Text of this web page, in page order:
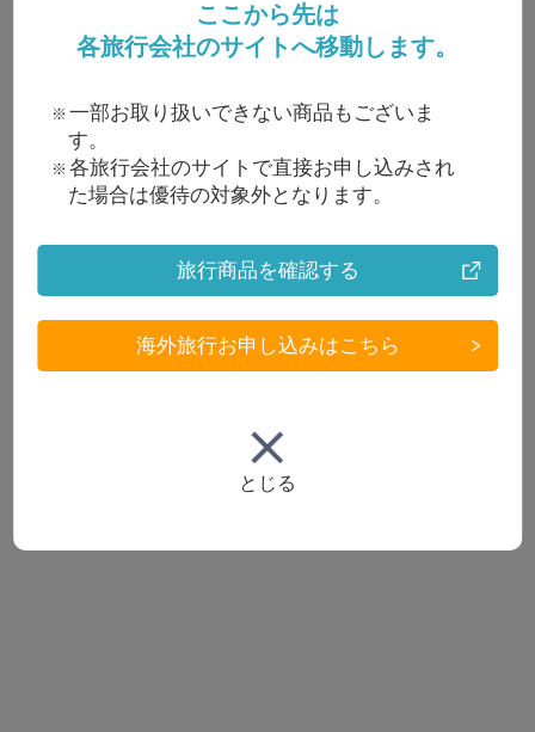
ここから先は
各旅行会社のサイトへ移動します。
一部お取り扱いできない商品もございま
す。
各旅行会社のサイトで直接お申し込みされ
た場合は優待の対象外となります。
旅行商品を確認する
海外旅行お申し込みはこちら
とじる